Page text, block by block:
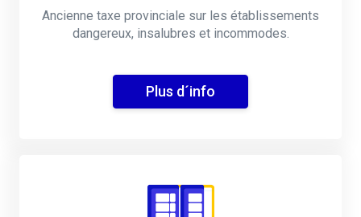
Ancienne taxe provinciale sur les établissements
dangereux, insalubres et incommodes.
Plus d´info